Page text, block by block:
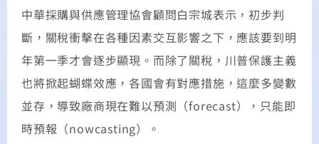
中華採購與供應管理協會顧問白宗城表示，初步判
斷，關稅衝擊在各種因素交互影響之下，應該要到明
年第一季才會逐步顯現。而除了關稅，川普保護主義
也將掀起蝴蝶效應，各國會有對應措施，這麼多變數
並存，導致廠商現在難以預測（forecast），只能即
時預報（nowcasting）。